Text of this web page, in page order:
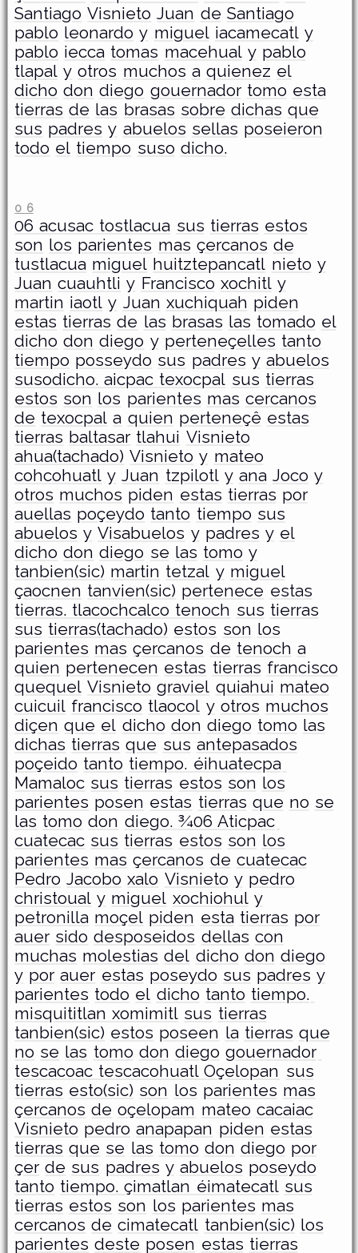
Santiago Visnieto Juan de Santiago
pablo leonardo y miguel iacamecatl y
pablo iecca tomas macehual y pablo
tlapal y otros muchos a quienez el
dicho don diego gouernador tomo esta
tierras de las brasas sobre dichas que
sus padres y abuelos sellas poseieron
todo el tiempo suso dicho.
0 6
­06 acusac tostlacua sus tierras estos
son los parientes mas çercanos de
tustlacua miguel huitztepancatl nieto y
Juan cuauhtli y Francisco xochitl y
martin iaotl y Juan xuchiquah piden
estas tierras de las brasas las tomado el
dicho don diego y perteneçelles tanto
tiempo posseydo sus padres y abuelos
susodicho. aicpac texocpal sus tierras
estos son los parientes mas cercanos
de texocpal a quien perteneçê estas
tierras baltasar tlahui Visnieto
ahua(tachado) Visnieto y mateo
cohcohuatl y Juan tzpilotl y ana Joco y
otros muchos piden estas tierras por
auellas poçeydo tanto tiempo sus
abuelos y Visabuelos y padres y el
dicho don diego se las tomo y
tanbien(sic) martin tetzal y miguel
çaocnen tanvien(sic) pertenece estas
tierras. tlacochcalco tenoch sus tierras
sus tierras(tachado) estos son los
parientes mas çercanos de tenoch a
quien pertenecen estas tierras francisco
quequel Visnieto graviel quiahui mateo
cuicuil francisco tlaocol y otros muchos
diçen que el dicho don diego tomo las
dichas tierras que sus antepasados
poçeido tanto tiempo. éihuatecpa
Mamaloc sus tierras estos son los
parientes posen estas tierras que no se
las tomo don diego. ¾06 Aticpac
cuatecac sus tierras estos son los
parientes mas çercanos de cuatecac
Pedro Jacobo xalo Visnieto y pedro
christoual y miguel xochiohul y
petronilla moçel piden esta tierras por
auer sido desposeidos dellas con
muchas molestias del dicho don diego
y por auer estas poseydo sus padres y
parientes todo el dicho tanto tiempo.
misquititlan xomimitl sus tierras
tanbien(sic) estos poseen la tierras que
no se las tomo don diego gouernador
tescacoac tescacohuatl Oçelopan sus
tierras esto(sic) son los parientes mas
çercanos de oçelopam mateo cacaiac
Visnieto pedro anapapan piden estas
tierras que se las tomo don diego por
çer de sus padres y abuelos poseydo
tanto tiempo. çimatlan éimatecatl sus
tierras estos son los parientes mas
cercanos de cimatecatl tanbien(sic) los
parientes deste posen estas tierras